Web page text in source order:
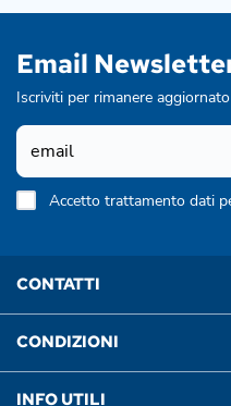
Email
Iscriviti per rimanere
Accetto trattamento dati
CONTATTI
CONDIZIONI
INFO UTILI